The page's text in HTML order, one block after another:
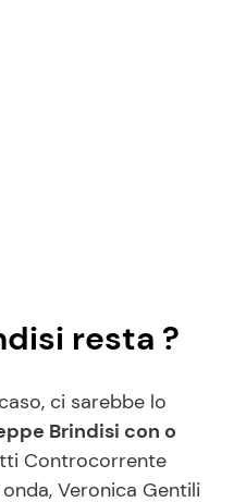
resta ?
ci sarebbe lo
Brindisi con o
Controcorrente
Veronica Gentili